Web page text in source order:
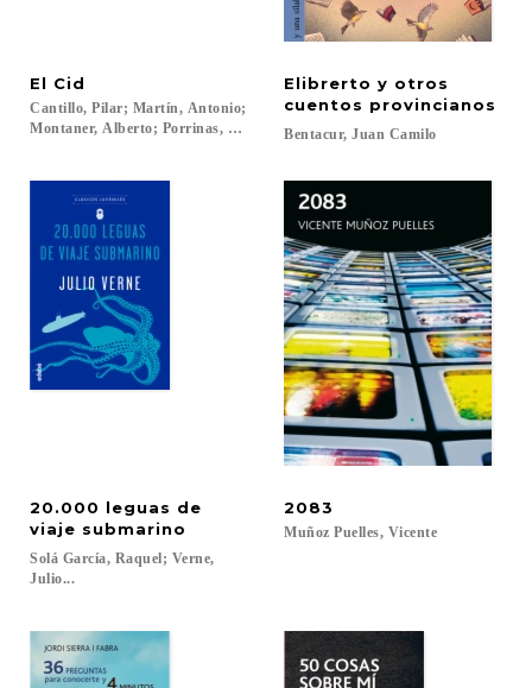
El Cid
Cantillo, Pilar; Martín, Antonio;
Montaner, Alberto; Porrinas, David; Pérez, Ramón; Soto, José; Tena,
Elibrerto y otros
cuentos provincianos
Bentacur, Juan Camilo
20.000 leguas de
viaje submarino
Solá García, Raquel; Verne,
Julio...
2083
Muñoz Puelles, Vicente